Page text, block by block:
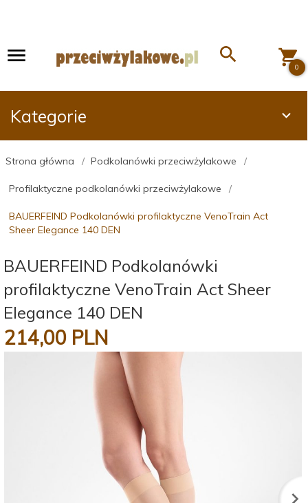
0
Kategorie
Strona główna Podkolanówki przeciwżylakowe
Profilaktyczne podkolanówki przeciwżylakowe
BAUERFEIND Podkolanówki profilaktyczne VenoTrain Act
Sheer Elegance 140 DEN
BAUERFEIND Podkolanówki
profilaktyczne VenoTrain Act Sheer
Elegance 140 DEN
214,00 PLN